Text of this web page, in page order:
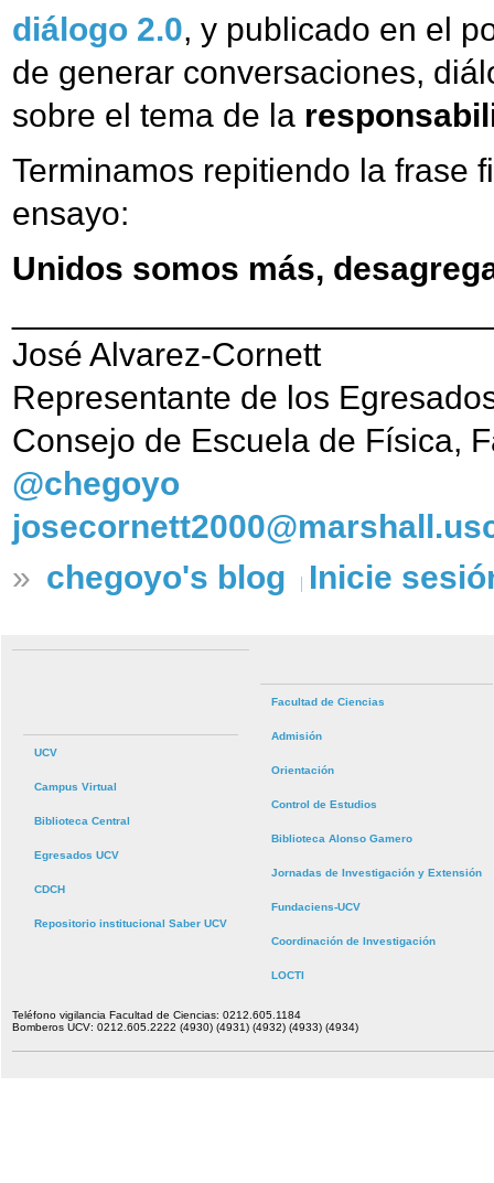
diálogo 2.0, y publicado en el
de generar conversaciones,
sobre el tema de la
Terminamos repitiendo la frase
ensayo:
Unidos somos más,
José Alvarez-Cornett
Representante de los
Consejo de Escuela de Física,
@chegoyo
» chegoyo's blog Inicie
UCV
Campus Virtual
Biblioteca Central
Egresados UCV
CDCH
Repositorio institucional Saber UCV
Facultad de Ciencias
Admisión
Orientación
Control de Estudios
Biblioteca Alonso Gamero
Jornadas de Investigación y Extensión
Fundaciens-UCV
Coordinación de Investigación
LOCTI
Teléfono vigilancia Facultad de Ciencias: 0212.605.1184
Bomberos UCV: 0212.605.2222 (4930) (4931) (4932) (4933) (4934)